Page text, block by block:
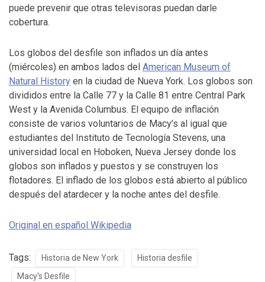
puede prevenir que otras televisoras puedan darle
cobertura.
Los globos del desfile son inflados un día antes
(miércoles) en ambos lados del American Museum of
Natural History en la ciudad de Nueva York. Los globos son
divididos entre la Calle 77 y la Calle 81 entre Central Park
West y la Avenida Columbus. El equipo de inflación
consiste de varios voluntarios de Macy’s al igual que
estudiantes del Instituto de Tecnología Stevens, una
universidad local en Hoboken, Nueva Jersey donde los
globos son inflados y puestos y se construyen los
flotadores. El inflado de los globos está abierto al público
después del atardecer y la noche antes del desfile.
Original en español Wikipedia
Tags: Historia de New York
Historia desfile
Macy's Desfile